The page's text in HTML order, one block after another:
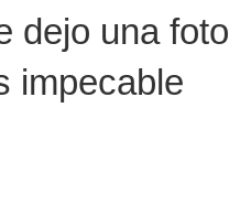
dejo una
impecable